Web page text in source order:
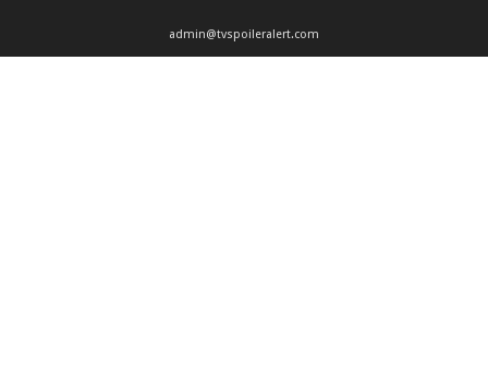
admin@tvspoileralert.com